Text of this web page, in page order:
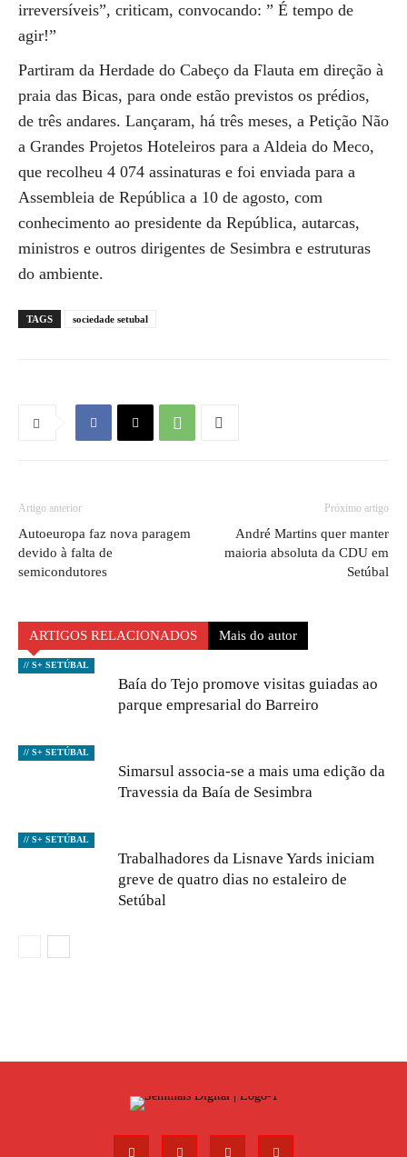
irreversíveis”, criticam, convocando: ” É tempo de
agir!”
Partiram da Herdade do Cabeço da Flauta em direção à
praia das Bicas, para onde estão previstos os prédios,
de três andares. Lançaram, há três meses, a Petição Não
a Grandes Projetos Hoteleiros para a Aldeia do Meco,
que recolheu 4 074 assinaturas e foi enviada para a
Assembleia de República a 10 de agosto, com
conhecimento ao presidente da República, autarcas,
ministros e outros dirigentes de Sesimbra e estruturas
do ambiente.
TAGS sociedade setubal
Artigo anterior
Autoeuropa faz nova paragem
devido à falta de
semicondutores
Próximo artigo
André Martins quer manter
maioria absoluta da CDU em
Setúbal
ARTIGOS RELACIONADOS Mais do autor
// S+ SETÚBAL
Baía do Tejo promove visitas guiadas ao
parque empresarial do Barreiro
// S+ SETÚBAL
Simarsul associa-se a mais uma edição da
Travessia da Baía de Sesimbra
// S+ SETÚBAL
Trabalhadores da Lisnave Yards iniciam
greve de quatro dias no estaleiro de
Setúbal